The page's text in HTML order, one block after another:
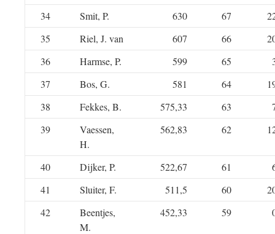
34 Smit, P. 630 67
35
Riel, J. van 607 66
36
Harmse, P. 599 65
37
Bos, G. 581 64
38
Fekkes, B. 575,33 63
39
Vaessen,
H.
562,83 62
40 Dijker, P. 522,67 61
41
Sluiter, F. 511,5 60
42
Beentjes,
M.
452,33 59